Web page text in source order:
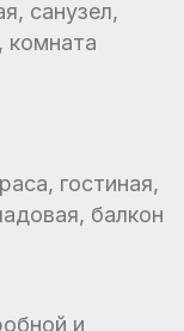
санузел,
комната
гостиная,
балкон
и